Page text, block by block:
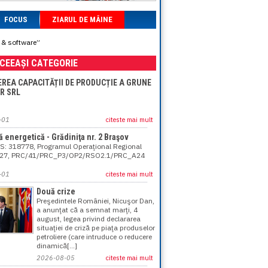
FOCUS ZIARUL DE MÂINE
software”
CATEGORIE
CAPACITĂȚII DE PRODUCȚIE A GRUNE
SRL
citeste mai mult
energetică - Grădiniţa nr. 2 Braşov
318778, Programul Operaţional Regional
PRC/41/PRC_P3/OP2/RSO2.1/PRC_A24
citeste mai mult
Două crize
Preşedintele României, Nicuşor Dan,
a anunţat că a semnat marţi, 4
august, legea privind declararea
situaţiei de criză pe piaţa produselor
petroliere (care intruduce o reducere
dinamică[...]
2026-08-05 citeste mai mult